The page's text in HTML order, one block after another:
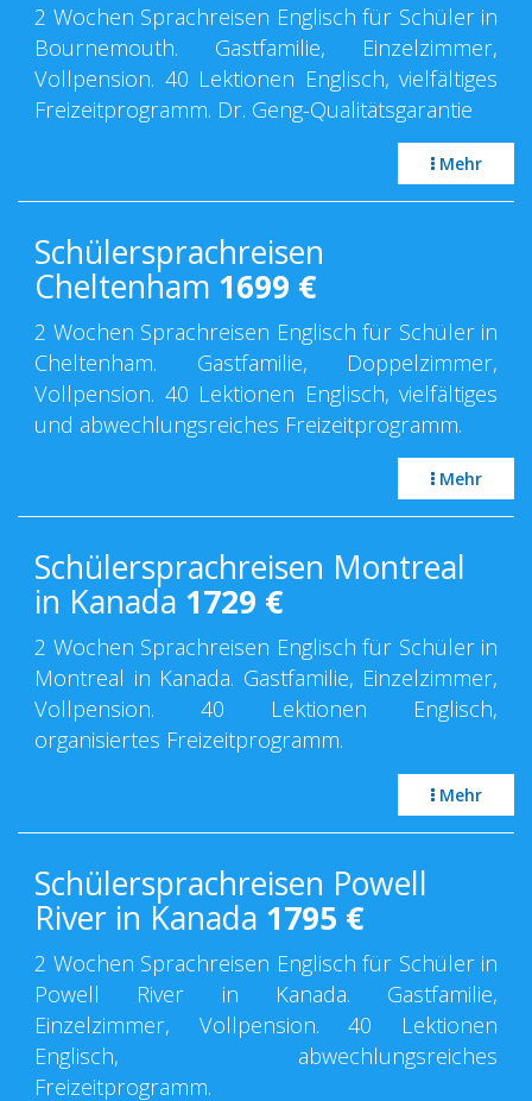
2 Wochen Sprachreisen Englisch für Schüler in
Bournemouth. Gastfamilie, Einzelzimmer,
Vollpension. 40 Lektionen Englisch, vielfältiges
Freizeitprogramm. Dr. Geng-Qualitätsgarantie
Mehr
Schülersprachreisen
Cheltenham 1699 €
2 Wochen Sprachreisen Englisch für Schüler in
Cheltenham. Gastfamilie, Doppelzimmer,
Vollpension. 40 Lektionen Englisch, vielfältiges
und abwechlungsreiches Freizeitprogramm.
Mehr
Schülersprachreisen Montreal
in Kanada 1729 €
2 Wochen Sprachreisen Englisch für Schüler in
Montreal in Kanada. Gastfamilie, Einzelzimmer,
Vollpension. 40 Lektionen Englisch,
organisiertes Freizeitprogramm.
Mehr
Schülersprachreisen Powell
River in Kanada 1795 €
2 Wochen Sprachreisen Englisch für Schüler in
Powell River in Kanada. Gastfamilie,
Einzelzimmer, Vollpension. 40 Lektionen
Englisch, abwechlungsreiches
Freizeitprogramm.